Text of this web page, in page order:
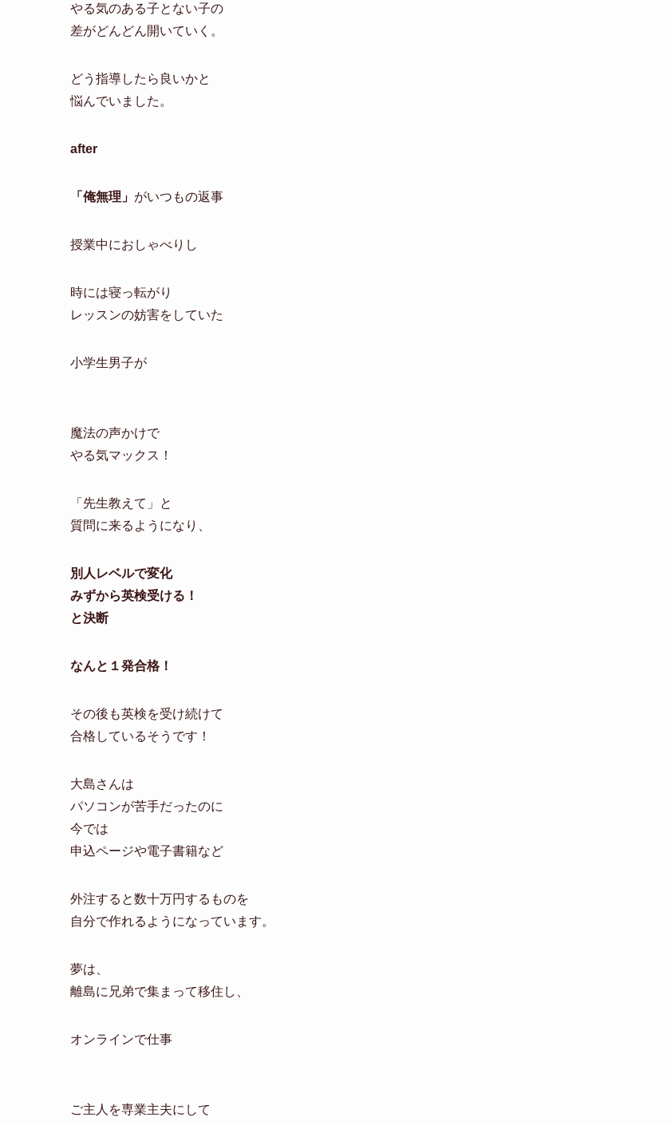
やる気のある子とない子の
差がどんどん開いていく。
どう指導したら良いかと
悩んでいました。
after
「俺無理」 がいつもの返事
授業中におしゃべりし
時には寝っ転がり
レッスンの妨害をしていた
小学生男子が
魔法の声かけで
やる気マックス！
「先生教えて」と
質問に来るようになり、
別人レベルで変化
みずから英検受ける！
と決断
なんと１発合格！
その後も英検を受け続けて
合格しているそうです！
大島さんは
パソコンが苦手だったのに
今では
申込ページや電子書籍など
外注すると数十万円するものを
自分で作れるようになっています。
夢は、
離島に兄弟で集まって移住し、
オンラインで仕事
ご主人を専業主夫にして